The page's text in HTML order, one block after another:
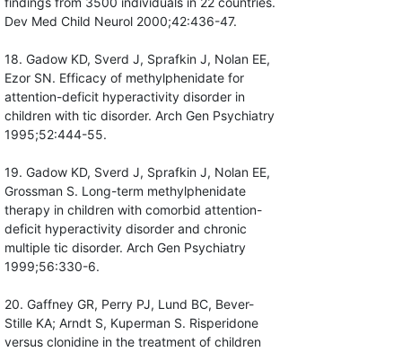
Dev Med Child Neurol 2000;42:436-47.
18. Gadow KD, Sverd J, Sprafkin J, Nolan EE,
Ezor SN. Efficacy of methylphenidate for
attention-deficit hyperactivity disorder in
children with tic disorder. Arch Gen Psychiatry
1995;52:444-55.
19. Gadow KD, Sverd J, Sprafkin J, Nolan EE,
Grossman S. Long-term methylphenidate
therapy in children with comorbid attention-
deficit hyperactivity disorder and chronic
multiple tic disorder. Arch Gen Psychiatry
1999;56:330-6.
20. Gaffney GR, Perry PJ, Lund BC, Bever-
Stille KA; Arndt S, Kuperman S. Risperidone
versus clonidine in the treatment of children